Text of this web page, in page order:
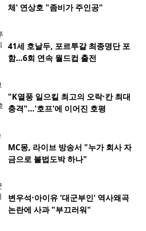
체' 연상호 "좀비가 주인공"
41세 호날두, 포르투갈 최종명단 포
함…6회 연속 월드컵 출전
"K열풍 일으킬 최고의 오락·칸 최대
충격"…'호프'에 이어진 호평
MC몽, 라이브 방송서 "누가 회사 자
금으로 불법도박 하나"
변우석·아이유 '대군부인' 역사왜곡
논란에 사과 "부끄러워"